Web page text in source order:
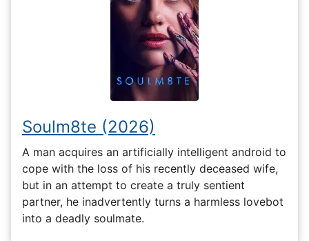
Soulm8te (2026)
A man acquires an artificially intelligent android to
cope with the loss of his recently deceased wife,
but in an attempt to create a truly sentient
partner, he inadvertently turns a harmless lovebot
into a deadly soulmate.